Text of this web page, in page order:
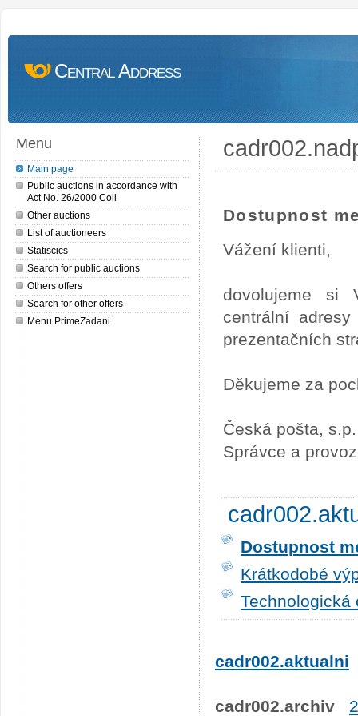
Central Address
Menu
Main page
Public auctions in accordance with
Act No. 26/2000 Coll
Other auctions
List of auctioneers
Statiscics
Search for public auctions
Others offers
Search for other offers
Menu.PrimeZadani
Dostupnost
Vážení klienti,
dovolujeme si
centrální
prezentačních
Děkujeme za
Česká pošta, s.p.
Správce a
Dostupnost
Krátkodobé
Technologická
cadr002.aktualni
cadr002.archiv